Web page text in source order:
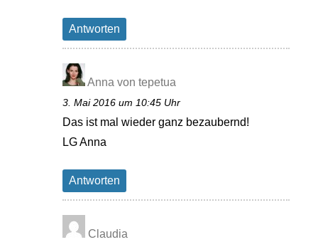
Antworten
Anna von tepetua
3. Mai 2016 um 10:45 Uhr
Das ist mal wieder ganz bezaubernd!
LG Anna
Antworten
Claudia